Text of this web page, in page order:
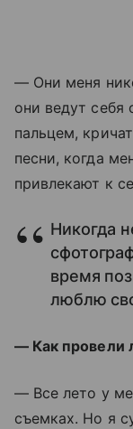
— Они меня
они ведут себя
пальцем,
песни, когда
привлекают к
Никогда
время
люблю
— Как провели
— Все лето у
съемках. Но я